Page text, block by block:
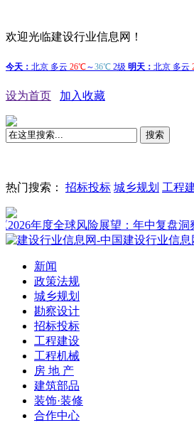
欢迎光临建设行业信息网！
设为首页 加入收藏
搜索
热门搜索： 招标投标 城乡规划 工程
全球风险展望：年中复盘洞察》 绿
新闻
政策法规
城乡规划
勘察设计
招标投标
工程建设
工程机械
房 地 产
建筑部品
装饰·装修
合作中心